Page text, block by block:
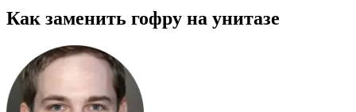
Как заменить гофру на унитазе